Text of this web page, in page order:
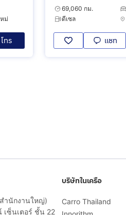
ม่
โทร
Black Top
69,060 กม.
ดีเซล
แชท
ำนักงานใหญ่)
เซ็นเตอร์ ชั้น 22
บริษัทในเครือ
Carro Thailand